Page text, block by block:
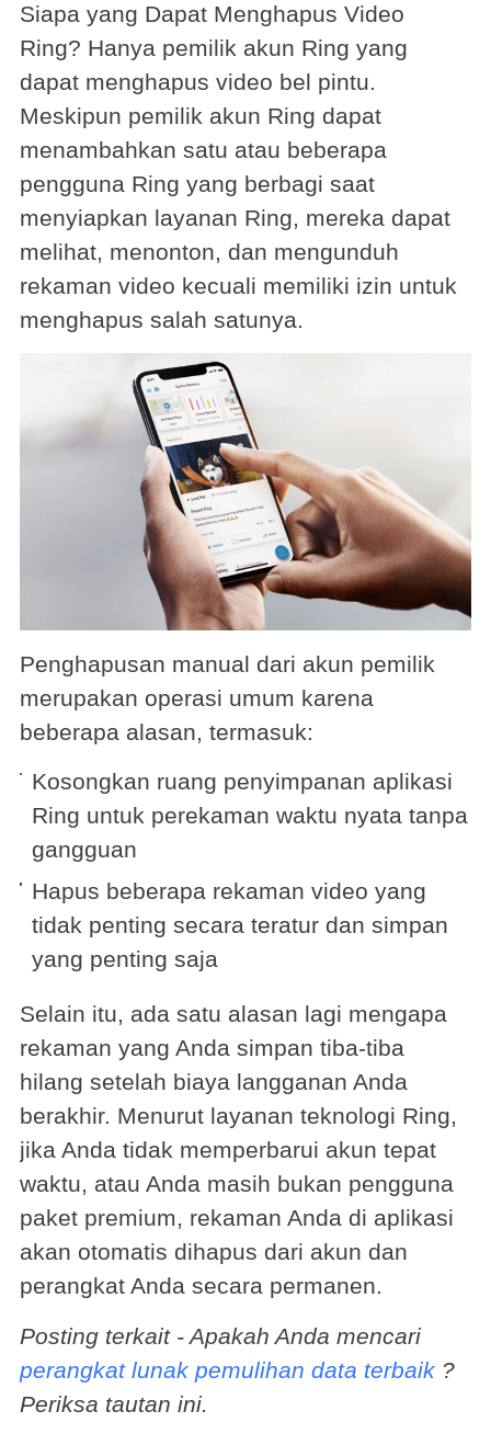
Siapa yang Dapat Menghapus Video
Ring? Hanya pemilik akun Ring yang
dapat menghapus video bel pintu.
Meskipun pemilik akun Ring dapat
menambahkan satu atau beberapa
pengguna Ring yang berbagi saat
menyiapkan layanan Ring, mereka dapat
melihat, menonton, dan mengunduh
rekaman video kecuali memiliki izin untuk
menghapus salah satunya.
Penghapusan manual dari akun pemilik
merupakan operasi umum karena
beberapa alasan, termasuk:
Kosongkan ruang penyimpanan aplikasi
Ring untuk perekaman waktu nyata tanpa
gangguan
Hapus beberapa rekaman video yang
tidak penting secara teratur dan simpan
yang penting saja
Selain itu, ada satu alasan lagi mengapa
rekaman yang Anda simpan tiba-tiba
hilang setelah biaya langganan Anda
berakhir. Menurut layanan teknologi Ring,
jika Anda tidak memperbarui akun tepat
waktu, atau Anda masih bukan pengguna
paket premium, rekaman Anda di aplikasi
akan otomatis dihapus dari akun dan
perangkat Anda secara permanen.
Posting terkait - Apakah Anda mencari
perangkat lunak pemulihan data terbaik?
Periksa tautan ini.